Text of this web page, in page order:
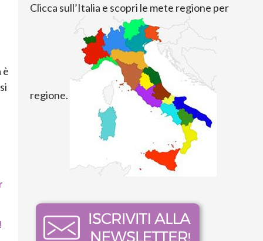
è
Clicca sull’Italia e scopri le mete regione per
regione.